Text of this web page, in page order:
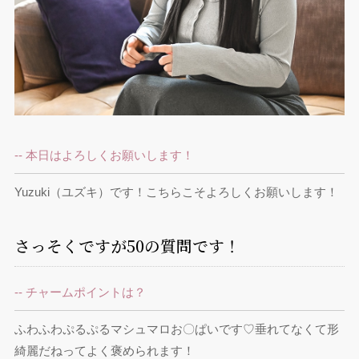
-- 本日はよろしくお願いします！
Yuzuki（ユズキ）です！こちらこそよろしくお願いします！
さっそくですが50の質問です！
-- チャームポイントは？
ふわふわぷるぷるマシュマロお〇ぱいです♡垂れてなくて形
綺麗だねってよく褒められます！